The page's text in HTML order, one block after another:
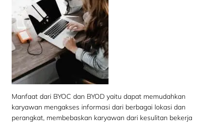
Manfaat dari BYOC dan BYOD yaitu dapat memudahkan
karyawan mengakses informasi dari berbagai lokasi dan
perangkat, membebaskan karyawan dari kesulitan bekerja